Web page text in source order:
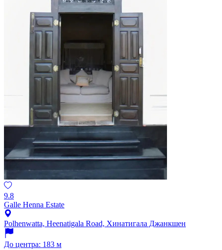
9.8
Galle Henna Estate
Polhenwatta, Heenatigala Road, Хинатигала Джанкшен
До центра: 183 м